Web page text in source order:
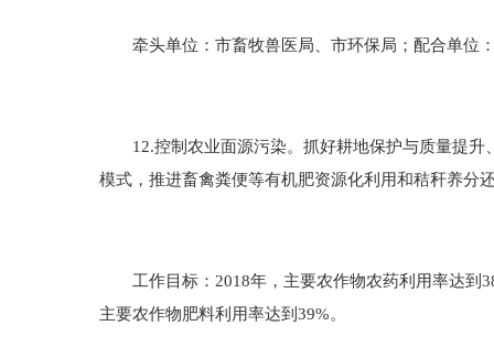
牵头单位：市畜牧兽医局、市环保局；配合单位
12.控制农业面源污染。抓好耕地保护与质量提升
模式，推进畜禽粪便等有机肥资源化利用和秸秆养分
工作目标：2018年，主要农作物农药利用率达到
主要农作物肥料利用率达到39%。